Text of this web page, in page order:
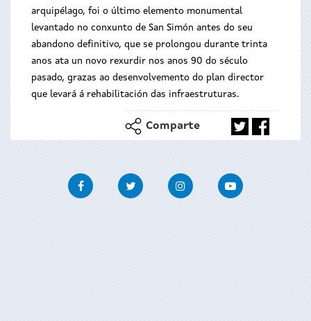
arquipélago, foi o último elemento monumental
levantado no conxunto de San Simón antes do seu
abandono definitivo, que se prolongou durante trinta
anos ata un novo rexurdir nos anos 90 do século
pasado, grazas ao desenvolvemento do plan director
que levará á rehabilitación das infraestruturas.
Comparte
FacebookTwitter InstagramYoutube